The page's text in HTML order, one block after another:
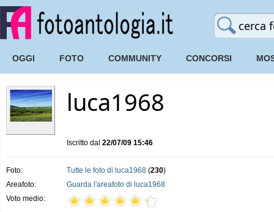
OGGI FOTO COMMUNITY CONCORSI
luca1968
Iscritto dal 22/07/09 15:46
Foto: Tutte le foto di luca1968 (230)
Areafoto:
Guarda l'areafoto di luca1968
Voto medio: